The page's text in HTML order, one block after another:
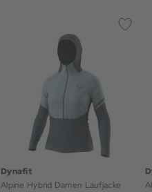
Dynafit
Alpine Hybrid Damen Laufjacke